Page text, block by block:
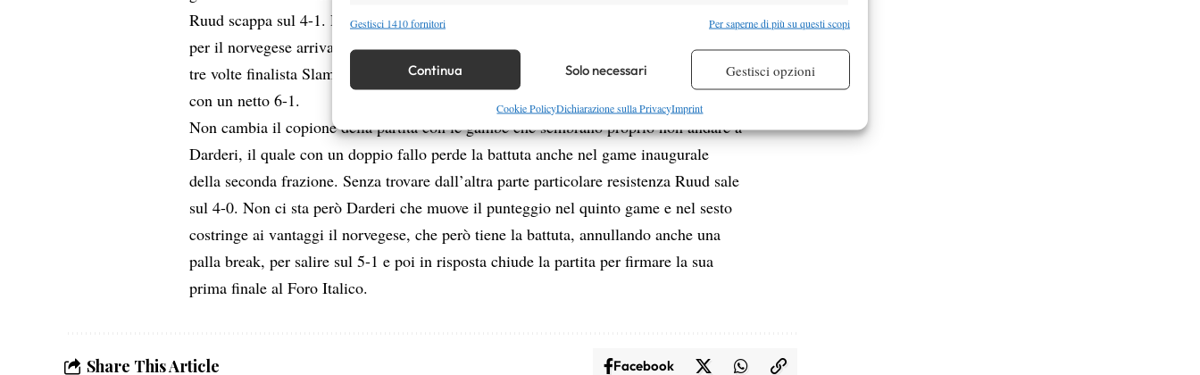
Funzionalità
Identificare i dispositivi in base alle informazioni trasmesse automaticamente.
Garantire la sicurezza, prevenire e rilevare frodi, correggere errori,
Erogare e presentare pubblicità e contenuto, Salvare e comunicare le
scelte sulla privacy.
Sempre attivo
Gestisci 1410 fornitori Per saperne di più su questi scopi
Continua Solo necessari Gestisci opzioni
Cookie PolicyDichiarazione sulla PrivacyImprint
Ruud scappa sul 4-1. Dopo 26 minuti di gioco sulla palla break che varrebbe il 5-1
per il norvegese arriva la sospensione per pioggia. Si riprende dopo quasi due ore e il
tre volte finalista Slam va a segno prima di mandare in archivio il parziale d’apertura
con un netto 6-1.
Non cambia il copione della partita con le gambe che sembrano proprio non andare a
Darderi, il quale con un doppio fallo perde la battuta anche nel game inaugurale
della seconda frazione. Senza trovare dall’altra parte particolare resistenza Ruud sale
sul 4-0. Non ci sta però Darderi che muove il punteggio nel quinto game e nel sesto
costringe ai vantaggi il norvegese, che però tiene la battuta, annullando anche una
palla break, per salire sul 5-1 e poi in risposta chiude la partita per firmare la sua
prima finale al Foro Italico.
Share This Article Facebook